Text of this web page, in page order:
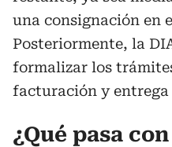
una consignación en
Posteriormente, la
formalizar los
facturación y entrega
¿Qué pasa